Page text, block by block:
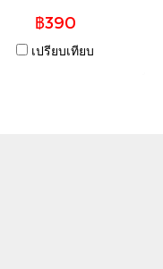
฿390
เปรียบเทียบ